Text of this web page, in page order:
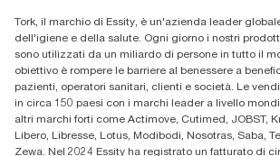
Tork, il marchio di Essity, è un'azienda leader
dell'igiene e della salute. Ogni giorno i nostri
sono utilizzati da un miliardo di persone in tutto il
obiettivo è rompere le barriere al benessere a
pazienti, operatori sanitari, clienti e società. Le
in circa 150 paesi con i marchi leader a livello
altri marchi forti come Actimove, Cutimed, JOBST,
Libero, Libresse, Lotus, Modibodi, Nosotras, Saba,
Zewa. Nel 2024 Essity ha registrato un fatturato di